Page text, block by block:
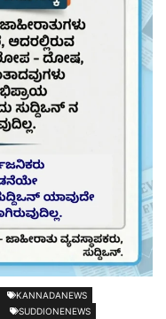
KANNADANEWS
SUDDIONENEWS